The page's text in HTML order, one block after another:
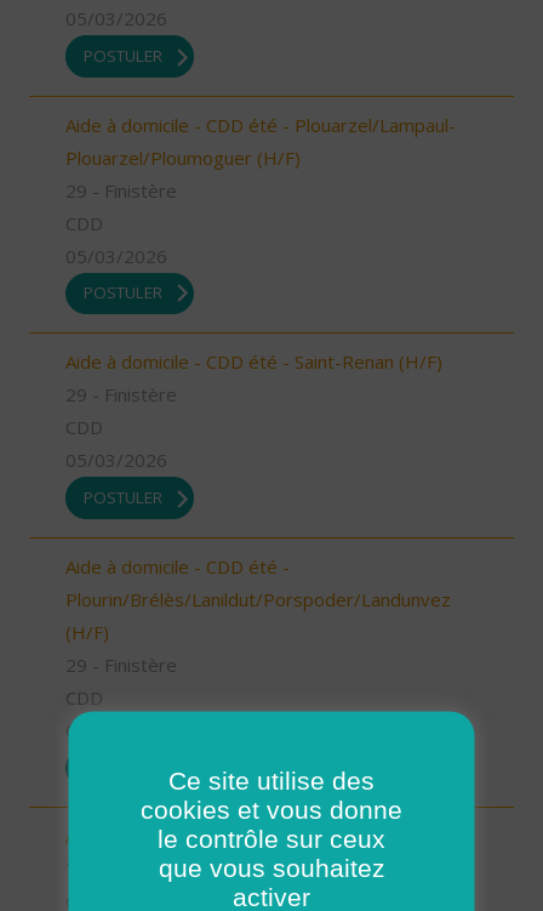
05/03/2026
POSTULER
Aide à domicile - CDD été - Plouarzel/Lampaul-
Plouarzel/Ploumoguer (H/F)
29 - Finistère
CDD
05/03/2026
POSTULER
Aide à domicile - CDD été - Saint-Renan (H/F)
29 - Finistère
CDD
05/03/2026
POSTULER
Aide à domicile - CDD été -
Plourin/Brélès/Lanildut/Porspoder/Landunvez
(H/F)
29 - Finistère
CDD
05/03/2026
Auxiliaire de vie sociale - Les Bauges (73) (H/F)
Ce site utilise des
cookies et vous donne
le contrôle sur ceux
que vous souhaitez
activer